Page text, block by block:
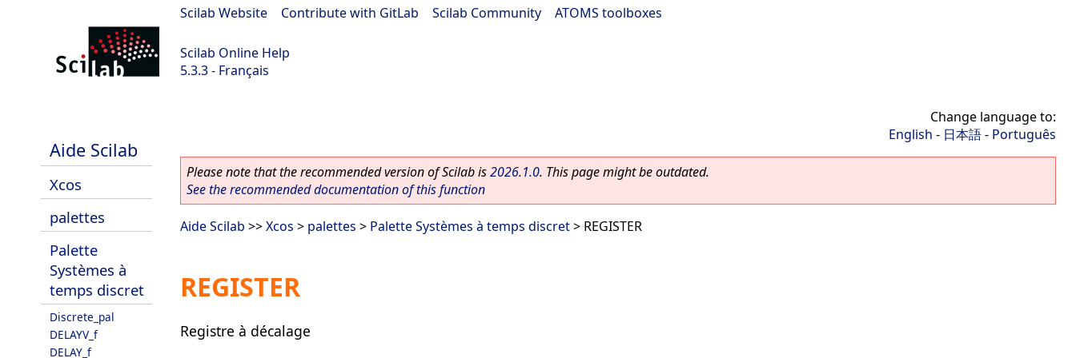
Scilab Website Contribute with GitLab Scilab Community ATOMS toolboxes
Scilab Online Help
5.3.3 - Français
Aide Scilab
Xcos
palettes
Palette
Systèmes à
temps discret
Discrete_pal
DELAYV_f
DELAY_f
Change language to:
English - 日本語- Português
Please note that the recommended version of Scilab is2026.1.0. This page might be outdated.
See the recommended documentation of this function
Aide Scilab >>Xcos > palettes > Palette Systèmes à temps discret> REGISTER
REGISTER
Registre à décalage